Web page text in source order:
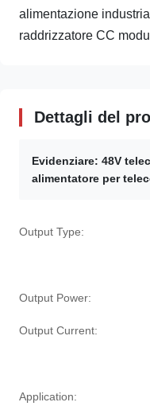
alimentazione
raddrizzatore CC
Dettagli del
Evidenziare: 48V
alimentatore per
Output Type:
Output Power:
Output Current:
Application: